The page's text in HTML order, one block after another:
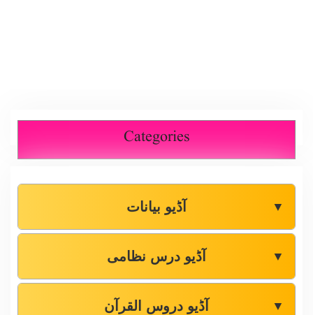
Categories
آڈیو بیانات ▼
آڈیو درس نظامی ▼
آڈیو دروس القرآن ▼